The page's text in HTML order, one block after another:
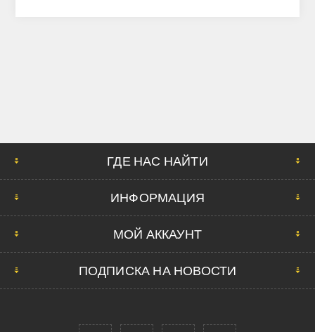
ГДЕ НАС НАЙТИ
ИНФОРМАЦИЯ
МОЙ АККАУНТ
ПОДПИСКА НА НОВОСТИ